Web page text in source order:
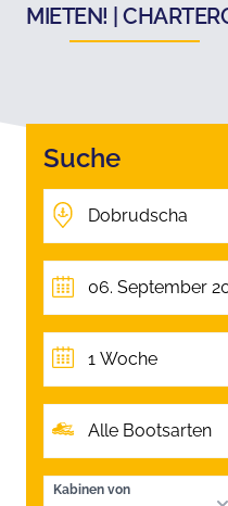
MIETEN! |
Suche
1 Woche
Alle Bootsarten
Kabinen von